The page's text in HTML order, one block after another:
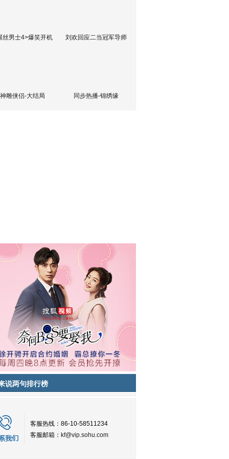
丝男士4>爆笑开机 刘欢回应二当冠军导师
神雕侠侣-大结局 同步热播-锦绣缘
说两句排行榜
客服热线：86-10-58511234
客服邮箱： kf@vip.sohu.com